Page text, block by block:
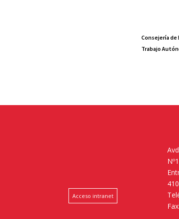
Consejería de
Trabajo
Acceso intranet